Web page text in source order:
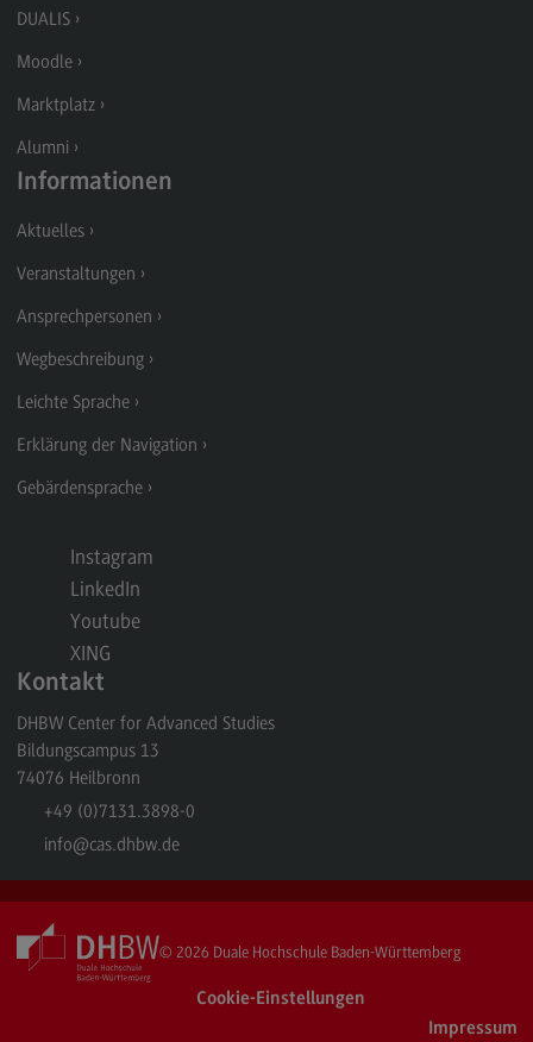
Elektrotechnik und Informationstechnik
Elektrotechnik und Informationstechnik
Profil-O-Mat Elektrotechnik und
Informationstechnik
(External link)
Rahmenbedingungen
Modulangebot
Berufsperspektiven
Kontakt
Entrepreneurship
Entrepreneurship
Modulangebot
Berufsperspektiven
Executive Engineering
Executive Engineering
Modulangebot
Besonderheiten und Highlights
Berufsperspektiven
Kontakt
Finance
Modulangebot
Berufsperspektiven
DUALIS
Moodle
Marktplatz
Alumni
Informationen
Aktuelles
Veranstaltungen
Ansprechpersonen
Wegbeschreibung
Leichte Sprache
Erklärung der Navigation
Gebärdensprache
Instagram
LinkedIn
Youtube
XING
Kontakt
DHBW Center for Advanced Studies
Bildungscampus 13
74076 Heilbronn
+49 (0)7131.3898-0
info@cas.dhbw.de
© 2026 Duale Hochschule Baden-Württemberg
Cookie-Einstellungen
Impressum